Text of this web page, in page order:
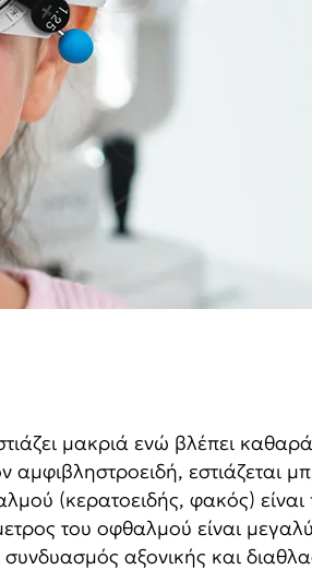
μακριά ενώ βλέπει καθαρά
αμφιβληστροειδή, εστιάζεται
(κερατοειδής, φακός) είναι
του οφθαλμού είναι
αξονικής και